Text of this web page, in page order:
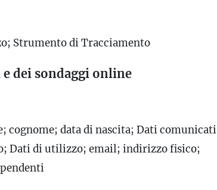
Strumento di Tracciamento
dei sondaggi online
cognome; data di nascita; Dati comunicati
Dati di utilizzo; email; indirizzo fisico;